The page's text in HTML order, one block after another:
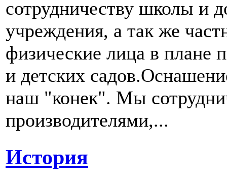
сотрудничеству школы и
учреждения, а так же
физические лица в плане
и детских
наш "конек". Мы
производителями,...
История